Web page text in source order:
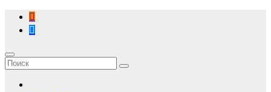
Перейти
содержимому